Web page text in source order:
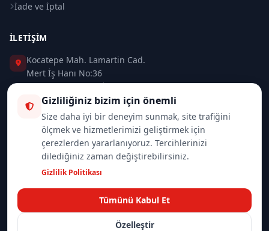
İade ve İptal
İLETIŞIM
Kocatepe Mah. Lamartin Cad.
Mert İş Hanı No:36
Taksim / Beyoğlu / İSTANBUL
0 (212) 235 37 83
0 (532) 418 08 46
info@merttrade.com
Gizliliğiniz bizim için önemli
Size daha iyi bir deneyim sunmak, site trafiğini
ölçmek ve hizmetlerimizi geliştirmek için
çerezlerden yararlanıyoruz. Tercihlerinizi
dilediğiniz zaman değiştirebilirsiniz.
Gizlilik Politikası
Tümünü Kabul Et
Özelleştir